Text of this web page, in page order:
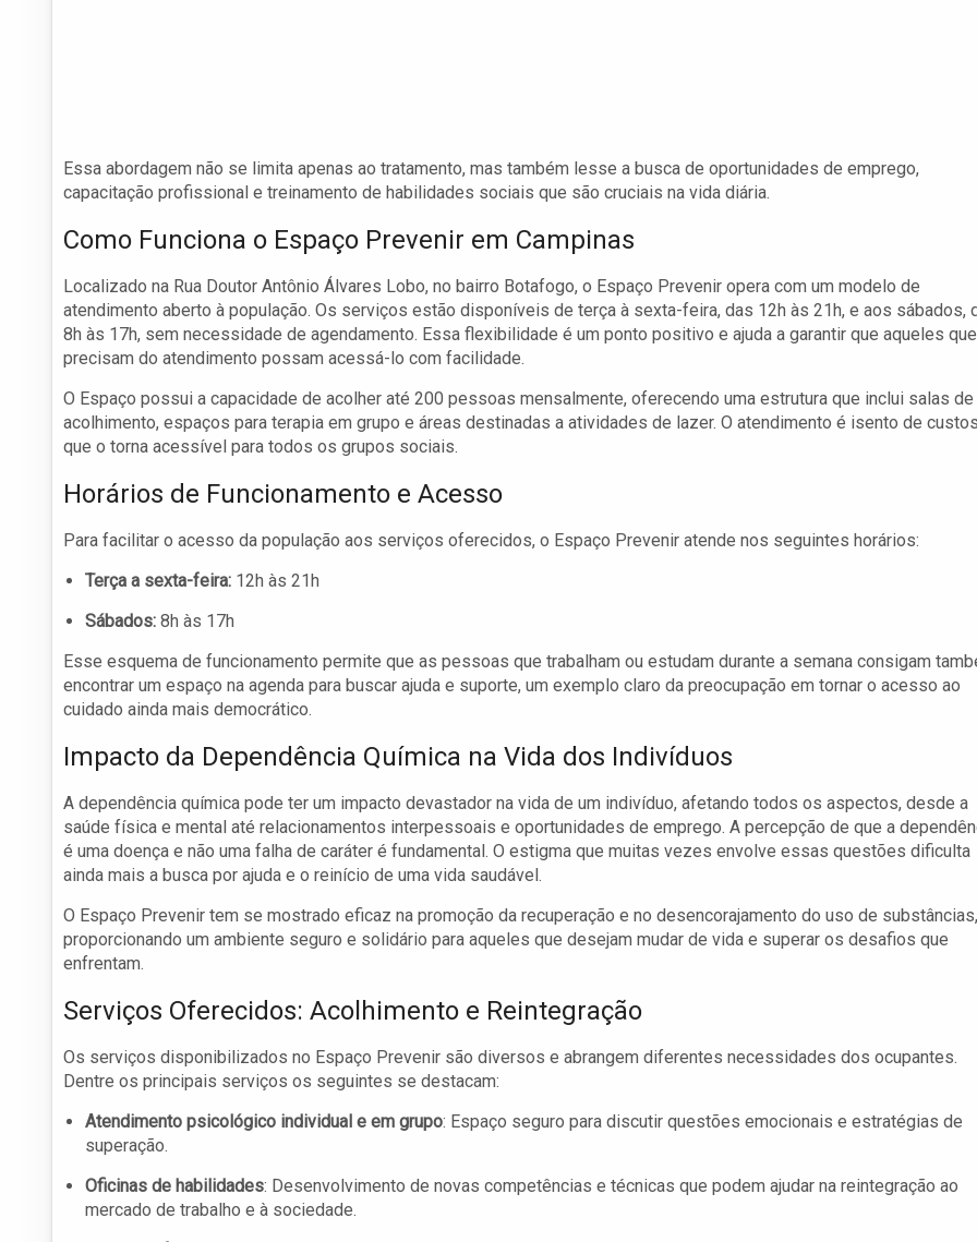
Essa abordagem não se limita apenas ao tratamento, mas também lesse a busca de oportunidades de emprego,
capacitação profissional e treinamento de habilidades sociais que são cruciais na vida diária.
Como Funciona o Espaço Prevenir em Campinas
Localizado na Rua Doutor Antônio Álvares Lobo, no bairro Botafogo, o Espaço Prevenir opera com um modelo de
atendimento aberto à população. Os serviços estão disponíveis de terça à sexta-feira, das 12h às 21h, e aos sábados,
8h às 17h, sem necessidade de agendamento. Essa flexibilidade é um ponto positivo e ajuda a garantir que aqueles que
precisam do atendimento possam acessá-lo com facilidade.
O Espaço possui a capacidade de acolher até 200 pessoas mensalmente, oferecendo uma estrutura que inclui salas de
acolhimento, espaços para terapia em grupo e áreas destinadas a atividades de lazer. O atendimento é isento de
que o torna acessível para todos os grupos sociais.
Horários de Funcionamento e Acesso
Para facilitar o acesso da população aos serviços oferecidos, o Espaço Prevenir atende nos seguintes horários:
Terça a sexta-feira: 12h às 21h
Sábados: 8h às 17h
Esse esquema de funcionamento permite que as pessoas que trabalham ou estudam durante a semana consigam
encontrar um espaço na agenda para buscar ajuda e suporte, um exemplo claro da preocupação em tornar o acesso ao
cuidado ainda mais democrático.
Impacto da Dependência Química na Vida dos Indivíduos
A dependência química pode ter um impacto devastador na vida de um indivíduo, afetando todos os aspectos, desde a
saúde física e mental até relacionamentos interpessoais e oportunidades de emprego. A percepção de que a
é uma doença e não uma falha de caráter é fundamental. O estigma que muitas vezes envolve essas questões dificulta
ainda mais a busca por ajuda e o reinício de uma vida saudável.
O Espaço Prevenir tem se mostrado eficaz na promoção da recuperação e no desencorajamento do uso de substâncias,
proporcionando um ambiente seguro e solidário para aqueles que desejam mudar de vida e superar os desafios que
enfrentam.
Serviços Oferecidos: Acolhimento e Reintegração
Os serviços disponibilizados no Espaço Prevenir são diversos e abrangem diferentes necessidades dos ocupantes.
Dentre os principais serviços os seguintes se destacam:
Atendimento psicológico individual e em grupo: Espaço seguro para discutir questões emocionais e estratégias de
superação.
Oficinas de habilidades: Desenvolvimento de novas competências e técnicas que podem ajudar na reintegração ao
mercado de trabalho e à sociedade.